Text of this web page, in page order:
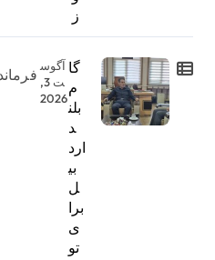
ز
گا
م
بلن
د
ارد
بی
ل
برا
ی
تو
آگوس
ت 3,
2026